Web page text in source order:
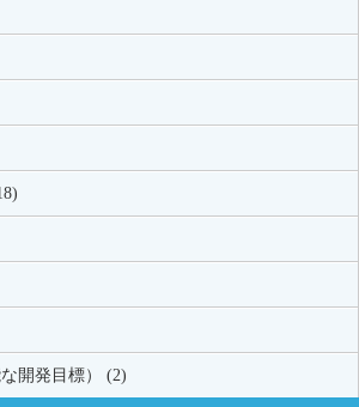
開発目標） (2)